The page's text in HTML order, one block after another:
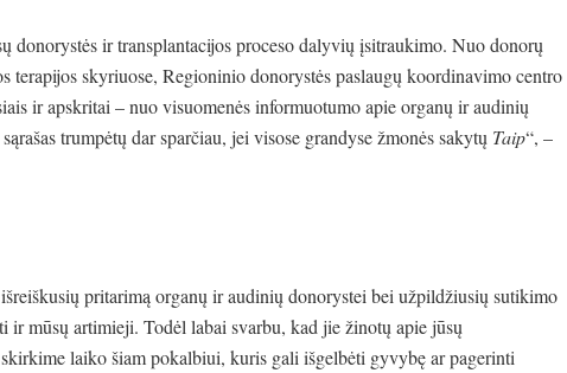
donorystės ir transplantacijos proceso dalyvių įsitraukimo. Nuo donorų
skyriuose, Regioninio donorystės paslaugų koordinavimo centro
ir apskritai – nuo visuomenės informuotumo apie organų ir audinių
trumpėtų dar sparčiau, jei visose grandyse žmonės sakytų Taip“, –
pritarimą organų ir audinių donorystei bei užpildžiusių sutikimo
mūsų artimieji. Todėl labai svarbu, kad jie žinotų apie jūsų
laiko šiam pokalbiui, kuris gali išgelbėti gyvybę ar pagerinti